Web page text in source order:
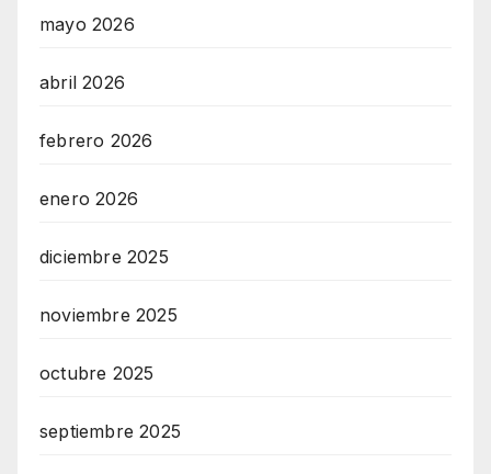
mayo 2026
abril 2026
febrero 2026
enero 2026
diciembre 2025
noviembre 2025
octubre 2025
septiembre 2025